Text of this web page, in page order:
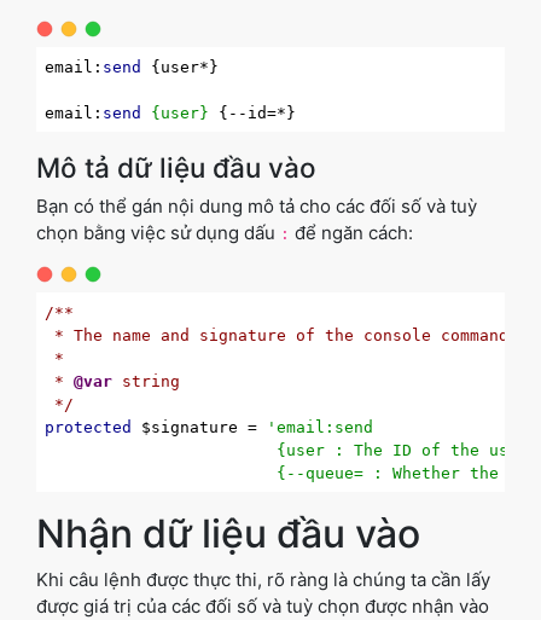
email: send {user*}
email: send {user}
Mô tả dữ liệu đầu vào
Bạn có thể gán nội dung mô tả cho các đối số và tuỳ
chọn bằng việc sử dụng dấu : để ngăn cách:
/**
* The name and signature of the console command.
*
* @var string
*/
protected
$signature =
'email:send
                        {user : The ID of the user}
{--queue= : Whether the
Nhận dữ liệu đầu vào
Khi câu lệnh được thực thi, rõ ràng là chúng ta cần lấy
được giá trị của các đối số và tuỳ chọn được nhận vào